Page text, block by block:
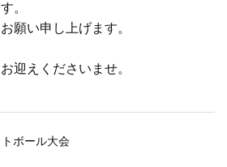
。
願い申し上げます。
迎えくださいませ。
ボール大会